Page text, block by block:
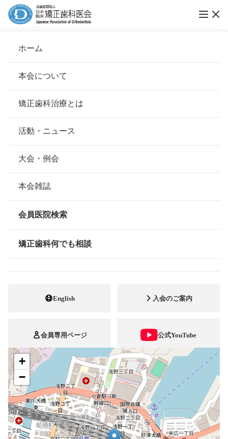
ホーム
本会について
会長挨拶
基本理念
組織について
本会の歴史
情報公開
矯正歯科治療とは
安心して治療を受けていただくための「6つの指針」
安心できる矯正歯科治療契約のための「7つの提言」
矯正歯科治療について
活動・ニュース
大会・例会
本会雑誌
会員医院検索
矯正歯科何でも相談
English 入会のご案内
会員専用ページ 公式YouTube
ブレスマ
ホーム 会員医院検索
歯科矯正高木クリニック
所在地
福岡県北九州市小倉北区京町3-15-
FAX番号 093-511-5273
+
−